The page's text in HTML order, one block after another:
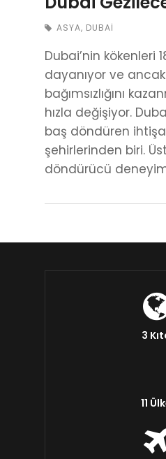
ASYA, DUBAI
Dubai’nin kökenleri
dayanıyor ve
bağımsızlığını
hızla değişiyor.
baş döndüren
şehirlerinden biri.
döndürücü
3
11